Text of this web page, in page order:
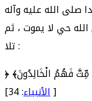
صلى الله عليه وآله
حي لا يموت ، ثم
تلا :
﴿ وَمَا جَعَلْنَا لِبَشَرٍ مِّن قَبْلِكَ الْخُلْدَ ۖ أَفَإِن مِّتَّ فَهُمُ الْخَالِدُونَ﴾
[الأنبياء: 34]